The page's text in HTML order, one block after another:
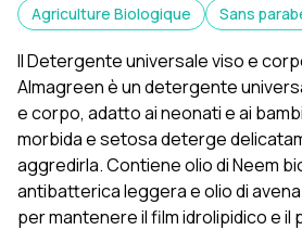
Agriculture Biologique Sans
Il Detergente universale viso e
Almagreen è un detergente
e corpo, adatto ai neonati e ai
morbida e setosa deterge
aggredirla. Contiene olio di Neem
antibatterica leggera e olio di
per mantenere il film idrolipidico e il